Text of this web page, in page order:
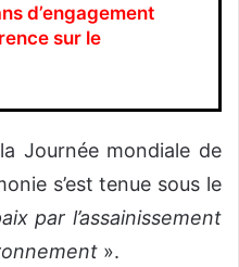
d’engagement
sur le
Journée mondiale de
s’est tenue sous le
par l’assainissement
».